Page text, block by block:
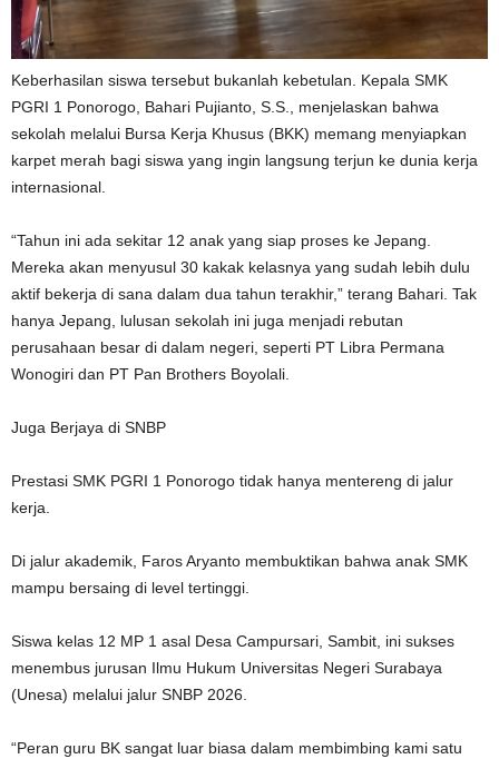
Keberhasilan siswa tersebut bukanlah kebetulan. Kepala SMK
PGRI 1 Ponorogo, Bahari Pujianto, S.S., menjelaskan bahwa
sekolah melalui Bursa Kerja Khusus (BKK) memang menyiapkan
karpet merah bagi siswa yang ingin langsung terjun ke dunia kerja
internasional.
“Tahun ini ada sekitar 12 anak yang siap proses ke Jepang.
Mereka akan menyusul 30 kakak kelasnya yang sudah lebih dulu
aktif bekerja di sana dalam dua tahun terakhir,” terang Bahari. Tak
hanya Jepang, lulusan sekolah ini juga menjadi rebutan
perusahaan besar di dalam negeri, seperti PT Libra Permana
Wonogiri dan PT Pan Brothers Boyolali.
Juga Berjaya di SNBP
Prestasi SMK PGRI 1 Ponorogo tidak hanya mentereng di jalur
kerja.
Di jalur akademik, Faros Aryanto membuktikan bahwa anak SMK
mampu bersaing di level tertinggi.
Siswa kelas 12 MP 1 asal Desa Campursari, Sambit, ini sukses
menembus jurusan Ilmu Hukum Universitas Negeri Surabaya
(Unesa) melalui jalur SNBP 2026.
“Peran guru BK sangat luar biasa dalam membimbing kami satu